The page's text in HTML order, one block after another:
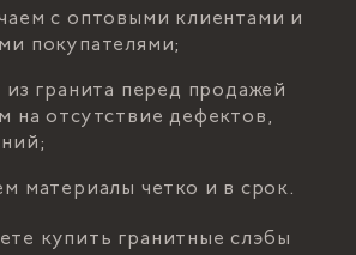
с оптовыми клиентами и
покупателями;
из гранита перед продажей
на отсутствие дефектов,
материалы четко и в срок.
купить гранитные слэбы